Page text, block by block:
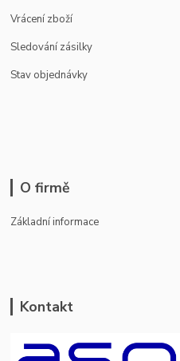
Vrácení zboží
Sledování zásilky
Stav objednávky
O firmě
Základní informace
Kontakt